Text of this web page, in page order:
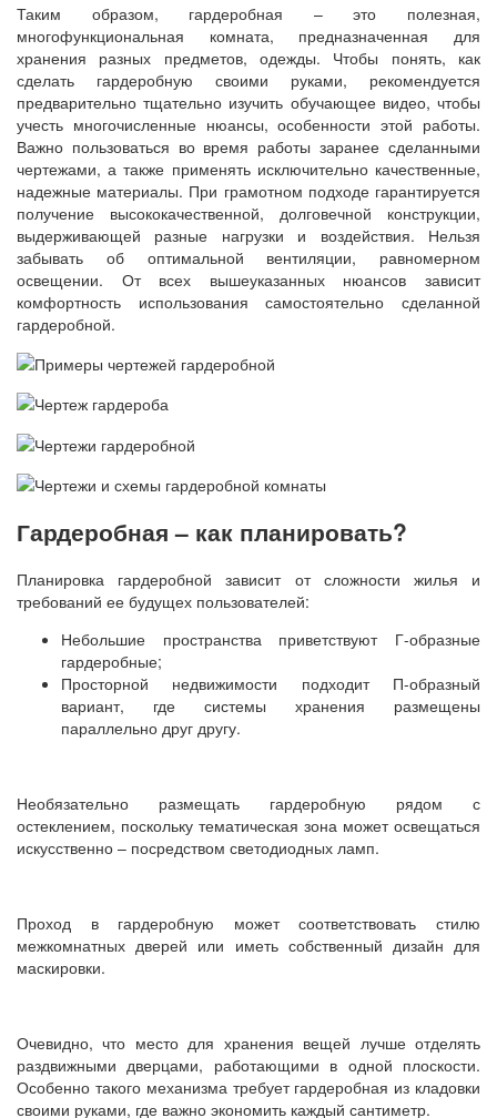
Таким образом, гардеробная – это полезная,
многофункциональная комната, предназначенная для
хранения разных предметов, одежды. Чтобы понять, как
сделать гардеробную своими руками, рекомендуется
предварительно тщательно изучить обучающее видео, чтобы
учесть многочисленные нюансы, особенности этой работы.
Важно пользоваться во время работы заранее сделанными
чертежами, а также применять исключительно качественные,
надежные материалы. При грамотном подходе гарантируется
получение высококачественной, долговечной конструкции,
выдерживающей разные нагрузки и воздействия. Нельзя
забывать об оптимальной вентиляции, равномерном
освещении. От всех вышеуказанных нюансов зависит
комфортность использования самостоятельно сделанной
гардеробной.
Гардеробная – как планировать?
Планировка гардеробной зависит от сложности жилья и
требований ее будущех пользователей:
Небольшие пространства приветствуют Г-образные
гардеробные;
Просторной недвижимости подходит П-образный
вариант, где системы хранения размещены
параллельно друг другу.
Необязательно размещать гардеробную рядом с
остеклением, поскольку тематическая зона может освещаться
искусственно – посредством светодиодных ламп.
Проход в гардеробную может соответствовать стилю
межкомнатных дверей или иметь собственный дизайн для
маскировки.
Очевидно, что место для хранения вещей лучше отделять
раздвижными дверцами, работающими в одной плоскости.
Особенно такого механизма требует гардеробная из кладовки
своими руками, где важно экономить каждый сантиметр.